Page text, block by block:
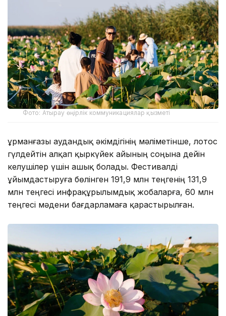
Фото: Атырау өңірлік коммуникациялар қызметі
Құрманғазы аудандық әкімдігінің мәліметінше, лотос
гүлдейтін алқап қыркүйек айының соңына дейін
келушілер үшін ашық болады. Фестивалді
ұйымдастыруға бөлінген 191,9 млн теңгенің 131,9
млн теңгесі инфрақұрылымдық жобаларға, 60 млн
теңгесі мәдени бағдарламаға қарастырылған.